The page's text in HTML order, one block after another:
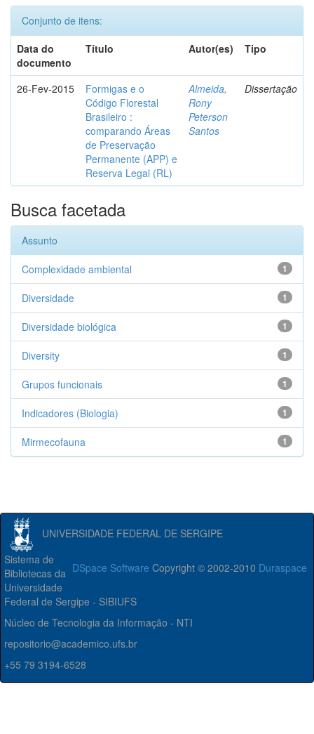
Conjunto de itens:
Data do
documento
Título Autor(es) Tipo
26-Fev-2015
Formigas e o
Código Florestal
Brasileiro :
comparando Áreas
de Preservação
Permanente (APP) e
Reserva Legal (RL)
Almeida,
Rony
Peterson
Santos
Dissertação
Busca facetada
Assunto
1
Complexidade ambiental
1
Diversidade
1
Diversidade biológica
1
Diversity
1
Grupos funcionais
1
Indicadores (Biologia)
1
Mirmecofauna
UNIVERSIDADE FEDERAL DE SERGIPE
DSpace Software Copyright © 2002-2010 Duraspace
Sistema de
Bibliotecas da
Universidade
Federal de Sergipe - SIBIUFS
Núcleo de Tecnologia da Informação - NTI
repositorio@academico.ufs.br
+55 79 3194-6528